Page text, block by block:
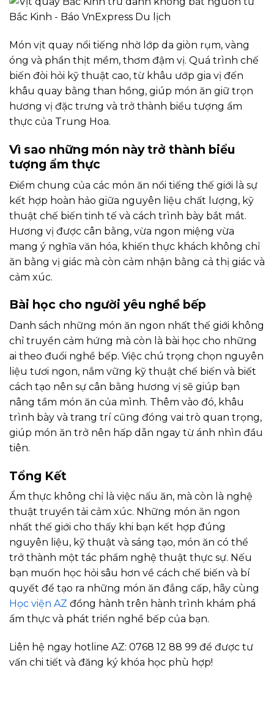
Món vịt quay nổi tiếng nhờ lớp da giòn rụm, vàng
óng và phần thịt mềm, thơm đậm vị. Quá trình chế
biến đòi hỏi kỹ thuật cao, từ khâu ướp gia vị đến
khâu quay bằng than hồng, giúp món ăn giữ trọn
hương vị đặc trưng và trở thành biểu tượng ẩm
thực của Trung Hoa.
Vì sao những món này trở thành biểu
tượng ẩm thực
Điểm chung của các món ăn nổi tiếng thế giới là sự
kết hợp hoàn hảo giữa nguyên liệu chất lượng, kỹ
thuật chế biến tinh tế và cách trình bày bắt mắt.
Hương vị được cân bằng, vừa ngon miệng vừa
mang ý nghĩa văn hóa, khiến thực khách không chỉ
ăn bằng vị giác mà còn cảm nhận bằng cả thị giác và
cảm xúc.
Bài học cho người yêu nghề bếp
Danh sách những món ăn ngon nhất thế giới không
chỉ truyền cảm hứng mà còn là bài học cho những
ai theo đuổi nghề bếp. Việc chú trọng chọn nguyên
liệu tươi ngon, nắm vững kỹ thuật chế biến và biết
cách tạo nên sự cân bằng hương vị sẽ giúp bạn
nâng tầm món ăn của mình. Thêm vào đó, khâu
trình bày và trang trí cũng đóng vai trò quan trọng,
giúp món ăn trở nên hấp dẫn ngay từ ánh nhìn đầu
tiên.
Tổng Kết
Ẩm thực không chỉ là việc nấu ăn, mà còn là nghệ
thuật truyền tải cảm xúc. Những món ăn ngon
nhất thế giới cho thấy khi bạn kết hợp đúng
nguyên liệu, kỹ thuật và sáng tạo, món ăn có thể
trở thành một tác phẩm nghệ thuật thực sự. Nếu
bạn muốn học hỏi sâu hơn về cách chế biến và bí
quyết để tạo ra những món ăn đẳng cấp, hãy cùng
Học viện AZ đồng hành trên hành trình khám phá
ẩm thực và phát triển nghề bếp của bạn.
Liên hệ ngay hotline AZ: 0768 12 88 99 để được tư
vấn chi tiết và đăng ký khóa học phù hợp!